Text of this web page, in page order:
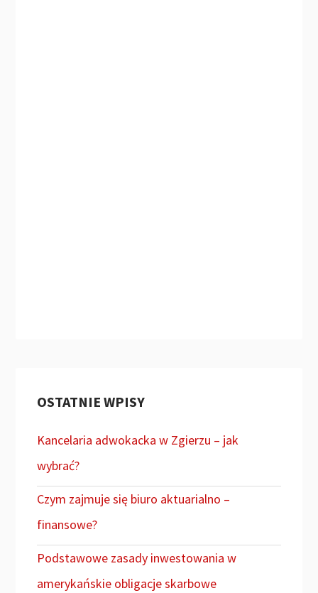
OSTATNIE WPISY
Kancelaria adwokacka w Zgierzu – jak
wybrać?
Czym zajmuje się biuro aktuarialno –
finansowe?
Podstawowe zasady inwestowania w
amerykańskie obligacje skarbowe